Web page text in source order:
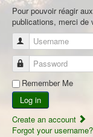
Pour pouvoir réagir
publications, merci de
Username
Password
Remember Me
Log in
Create an account
Forgot your username?